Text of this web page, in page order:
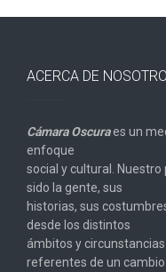
ACERCA DE
Cámara Oscuraes un
enfoque
social y cultural.
sido la gente, sus
historias, sus
desde los distintos
ámbitos y
referentes de un cambio